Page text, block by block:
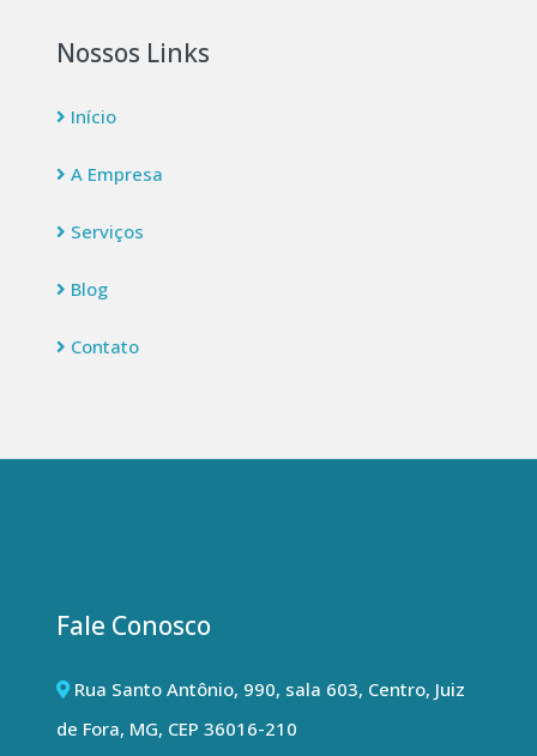
Nossos Links
Início
A Empresa
Serviços
Blog
Contato
Fale Conosco
Rua Santo Antônio, 990, sala 603, Centro, Juiz
de Fora, MG, CEP 36016-210